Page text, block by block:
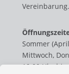
Vereinbarung.
Sommer
Mittwoch,
10.00 Uhr bis